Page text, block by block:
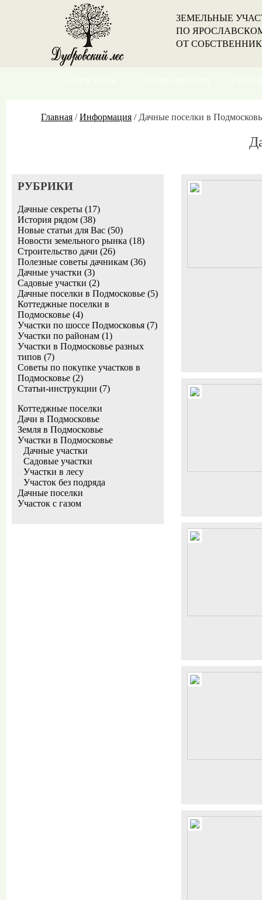
ЗЕМЕЛЬНЫЕ
ПО
ОТ
Главная /Информация / Дачные поселки в
РУБРИКИ
Дачные секреты (17)
История рядом (38)
Новые статьи для Вас (50)
Новости земельного рынка (18)
Строительство дачи (26)
Полезные советы дачникам (36)
Дачные участки (3)
Садовые участки (2)
Дачные поселки в Подмосковье (5)
Коттеджные поселки в
Подмосковье (4)
Участки по шоссе Подмосковья (7)
Участки по районам (1)
Участки в Подмосковье разных
типов (7)
Советы по покупке участков в
Подмосковье (2)
Статьи-инструкции (7)
Коттеджные поселки
Дачи в Подмосковье
Земля в Подмосковье
Участки в Подмосковье
Дачные участки
Садовые участки
Участки в лесу
Участок без подряда
Дачные поселки
Участок с газом